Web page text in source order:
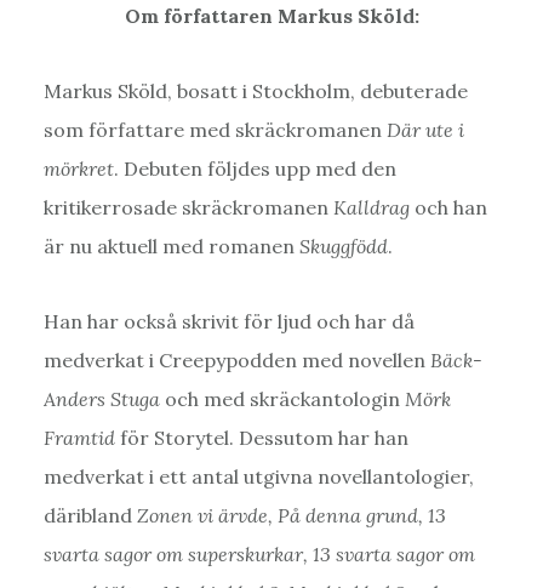
Om författaren Markus Sköld:
Markus Sköld, bosatt i Stockholm, debuterade
som författare med skräckromanen Där ute i
mörkret. Debuten följdes upp med den
kritikerrosade skräckromanen Kalldragoch han
är nu aktuell med romanen Skuggfödd.
Han har också skrivit för ljud och har då
medverkat i Creepypodden med novellen Bäck-
Anders Stugaoch med skräckantologin Mörk
Framtid för Storytel. Dessutom har han
medverkat i ett antal utgivna novellantologier,
däribland Zonen vi ärvde, På denna grund, 13
svarta sagor om superskurkar, 13 svarta sagor om